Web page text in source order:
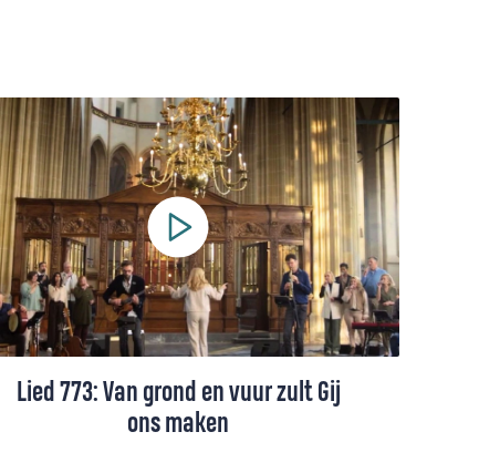
Lied 773: Van grond en vuur zult Gij
ons maken